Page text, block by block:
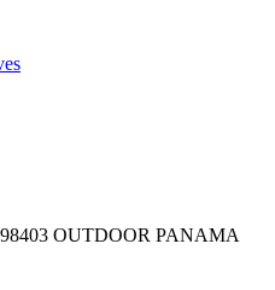
OUTDOOR PANAMA